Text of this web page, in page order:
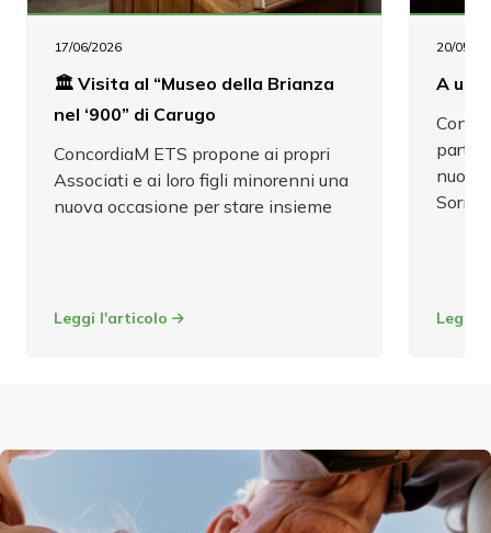
17/06/2026
🏛️ Visita al “Museo della Brianza
nel ‘900” di Carugo
ConcordiaM ETS propone ai propri
Associati e ai loro figli minorenni una
nuova occasione per stare insieme
Leggi l'articolo
20/05/
A un
nuovo
Leggi